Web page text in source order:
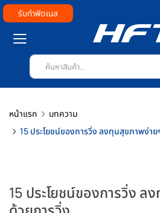
รับทำฟิตเนส
หน้าแรก
บทความ
15 ประโยชน์ของการวิ่ง ลงทุนสุขภาพง่า
15 ประโยชน์ของการวิ่ง ล